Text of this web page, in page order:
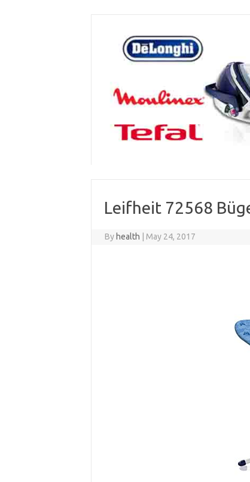
Leifheit 72568
By health May 24, 2017